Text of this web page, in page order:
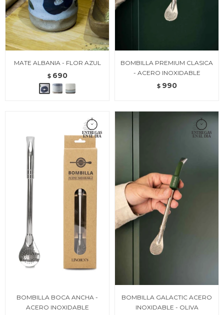
MATE ALBANIA - FLOR AZUL
$ 690
BOMBILLA PREMIUM CLASICA
- ACERO INOXIDABLE
$ 990
BOMBILLA BOCA ANCHA -
ACERO INOXIDABLE
BOMBILLA GALACTIC ACERO
INOXIDABLE - OLIVA